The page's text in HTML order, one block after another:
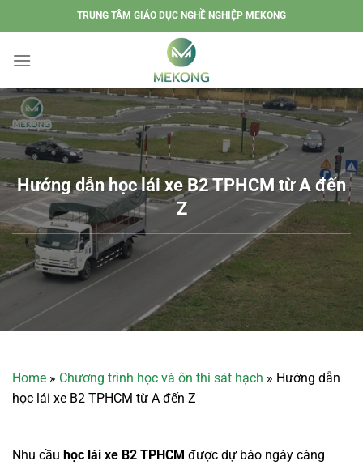
đến
dung
TRUNG TÂM GIÁO DỤC NGHỀ NGHIỆP MEKONG
Hướng dẫn học lái xe B2 TPHCM từ A đến
Z
Home » Chương trình học và ôn thi sát hạch » Hướng dẫn
học lái xe B2 TPHCM từ A đến Z
Nhu cầu học lái xe B2 TPHCM được dự báo ngày càng